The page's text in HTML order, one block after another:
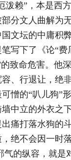
泼赖”，本是西
分文人曲解为
文坛的中庸积
写下了《论“
致命危害。他
、行退让，绝
憎的“叭儿狗”
中立的外衣之
痛打落水狗的
绝不会因一时
气的纵容，就是